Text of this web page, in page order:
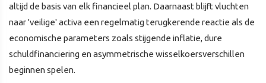
altijd de basis van elk financieel plan. Daarnaast blijft vluchten
naar 'veilige' activa een regelmatig terugkerende reactie als de
economische parameters zoals stijgende inflatie, dure
schuldfinanciering en asymmetrische wisselkoersverschillen
beginnen spelen.